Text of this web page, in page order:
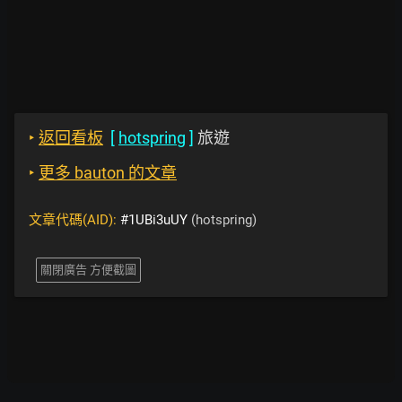
‣ 返回看板 [ hotspring ] 旅遊
‣ 更多 bauton 的文章
文章代碼(AID): #1UBi3uUY (hotspring)
關閉廣告 方便截圖